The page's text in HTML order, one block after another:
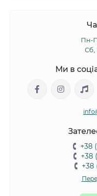
Пн-
Сб,
Ми в
+38
+38
+38